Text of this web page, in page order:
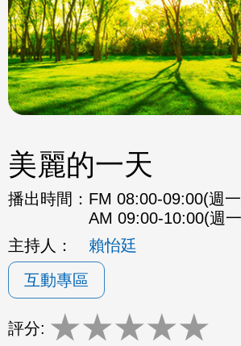
美麗的一天
播出時間： FM 08:00-09:00(週
AM 09:00-10:00(週
主持人：
賴怡廷
互動專區
評分: ★★★★★